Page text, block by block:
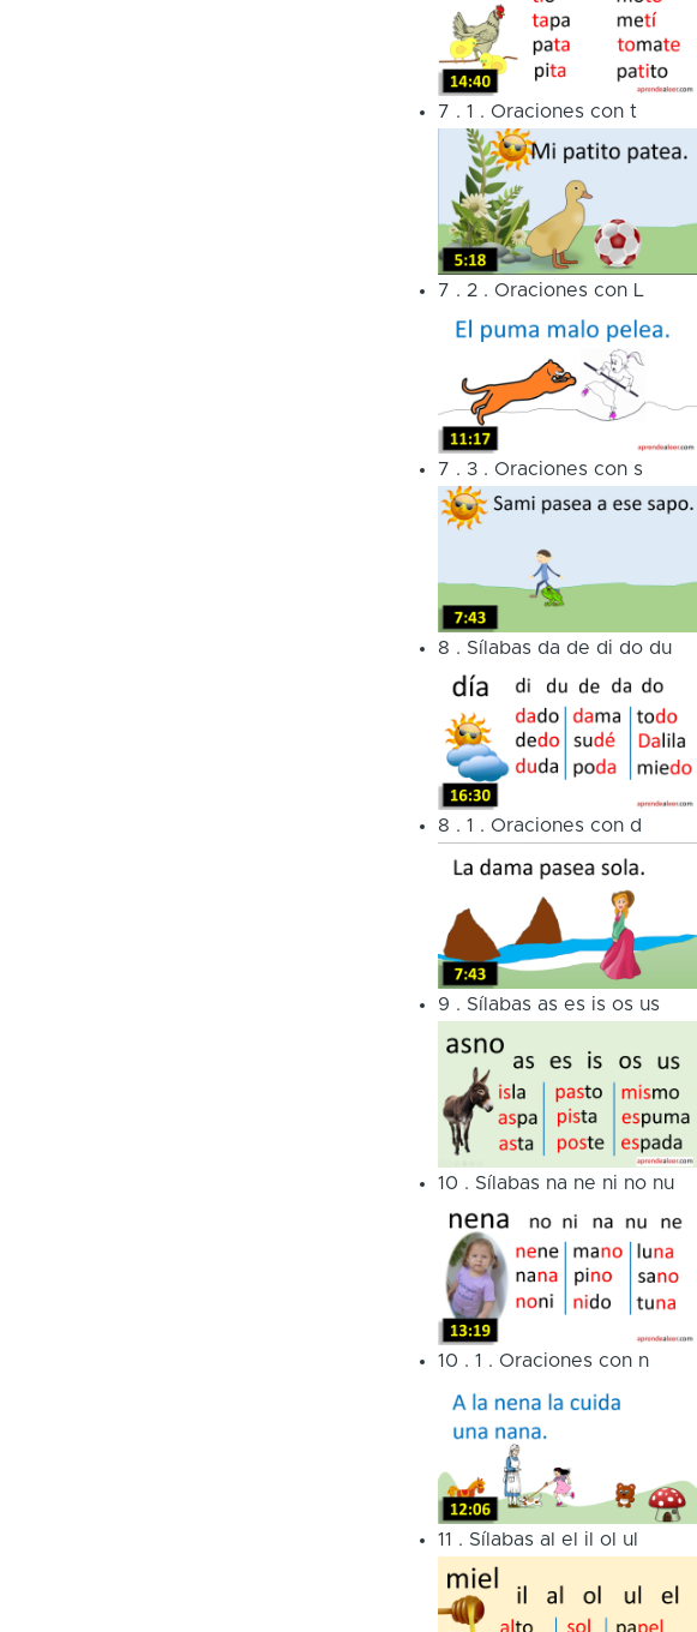
7 . 1 . Oraciones con t
7 . 2. Oraciones con L
7 . 3. Oraciones con s
8 . Sílabas da de di do du
8 . 1 . Oraciones con d
9 . Sílabas as es is os us
10 . Sílabas na ne ni no nu
10 . 1 . Oraciones con n
11 . Sílabas al el il ol ul